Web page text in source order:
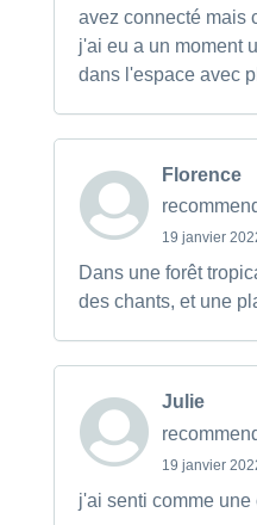
avez connecté mais
j'ai eu a un moment
dans l'espace avec
Florence
19 janvier
Dans une forêt
des chants, et une
Julie
19 janvier
j'ai senti comme